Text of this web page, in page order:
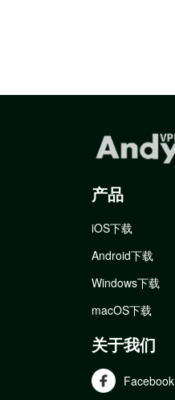
产品
iOS下载
Android下载
Windows下载
macOS下载
关于我们
Facebook